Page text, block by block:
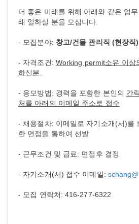
더 좋은 미래를 위해 아래와 같은 업
래 일하실 분을 모십니다.
- 모집분야: 창고/건물 관리직 (현장
- 자격조건: Working permit소유 이상
하신분
- 응모방법: 경력을 포함한 본인의 간
처를 아래의 이메일 주소로 접수
- 채용절차: 이메일로 자기소개(서)를
한 면접을 통하여 선발
- 근무조건 및 급료: 면접후 결정
- 자기소개(서) 접수 이메일:
- 모집 연락처: 416-277-6322